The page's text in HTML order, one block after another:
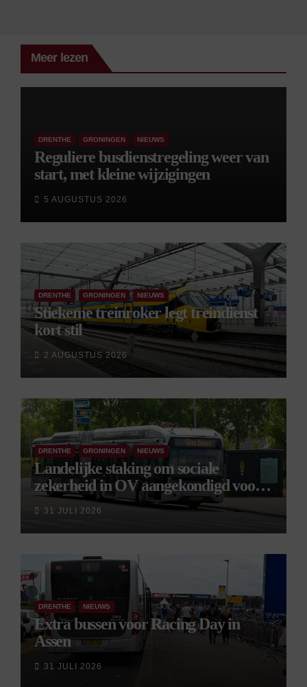
Meer lezen
DRENTHE GRONINGEN NIEUWS
Reguliere busdienstregeling weer van
start, met kleine wijzigingen
5 AUGUSTUS 2026
DRENTHE GRONINGEN NIEUWS
Stiekeme treinroker legt treindienst
kort stil
2 AUGUSTUS 2026
DRENTHE GRONINGEN NIEUWS
Landelijke staking om sociale
zekerheid in OV aangekondigd voor 9
september
31 JULI 2026
DRENTHE NIEUWS
Extra bussen voor Racing Day in
Assen
31 JULI 2026